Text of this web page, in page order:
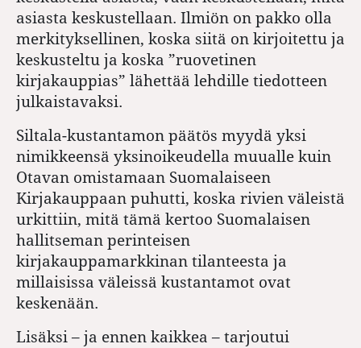
asiasta keskustellaan. Ilmiön on pakko olla
merkityksellinen, koska siitä on kirjoitettu ja
keskusteltu ja koska ”ruovetinen
kirjakauppias” lähettää lehdille tiedotteen
julkaistavaksi.
Siltala-kustantamon päätös myydä yksi
nimikkeensä yksinoikeudella muualle kuin
Otavan omistamaan Suomalaiseen
Kirjakauppaan puhutti, koska rivien väleistä
urkittiin, mitä tämä kertoo Suomalaisen
hallitseman perinteisen
kirjakauppamarkkinan tilanteesta ja
millaisissa väleissä kustantamot ovat
keskenään.
Lisäksi – ja ennen kaikkea – tarjoutui